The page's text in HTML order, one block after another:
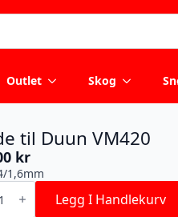
Outlet Skog
til Duun VM420
kr
1,6mm
Legg I Handlekurv